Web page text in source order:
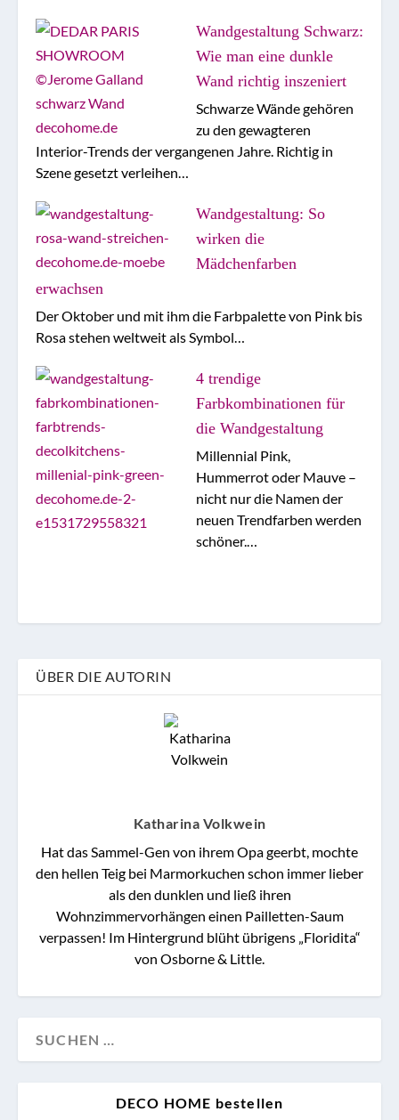
Wandgestaltung Schwarz:
Wie man eine dunkle
Wand richtig inszeniert
Schwarze Wände gehören
zu den gewagteren
Interior-Trends der vergangenen Jahre. Richtig in
Szene gesetzt verleihen…
Wandgestaltung: So
wirken die
Mädchenfarben
erwachsen
Der Oktober und mit ihm die Farbpalette von Pink bis
Rosa stehen weltweit als Symbol…
4 trendige
Farbkombinationen für
die Wandgestaltung
Millennial Pink,
Hummerrot oder Mauve –
nicht nur die Namen der
neuen Trendfarben werden
schöner.…
ÜBER DIE AUTORIN
Katharina Volkwein
Hat das Sammel-Gen von ihrem Opa geerbt, mochte
den hellen Teig bei Marmorkuchen schon immer lieber
als den dunklen und ließ ihren
Wohnzimmervorhängen einen Pailletten-Saum
verpassen! Im Hintergrund blüht übrigens „Floridita“
von Osborne & Little.
DECO HOME bestellen